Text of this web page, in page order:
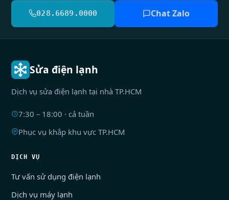
028.6689.0000 Chat Zalo
Sửa điện lạnh
Dịch vụ sửa điện lạnh tại nhà TP.HCM
7:30 – 18:00 · cả tuần
Phục vụ khắp khu vực TP.HCM
DỊCH VỤ
Tư vấn sử dụng điện lạnh
Dịch vụ máy lạnh